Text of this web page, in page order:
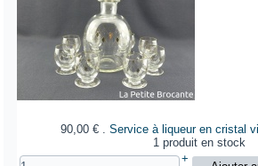
90,00 € Service à liqueur en cristal
1 produit en stock
+